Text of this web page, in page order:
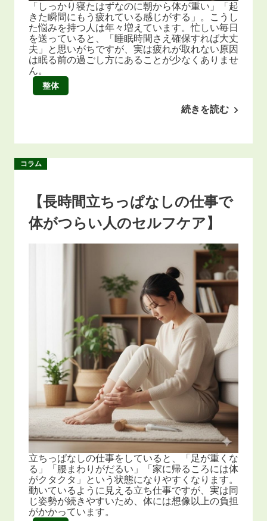
「しっかり寝たはずなのに朝から体が重い」「起
きた瞬間にもう疲れている感じがする」。こうし
た悩みを持つ人は年々増えています。忙しい毎日
を送っていると、「睡眠時間さえ確保すれば大丈
夫」と思いがちですが、実は疲れが取れない原因
は眠る前の過ごし方にあることが少なくありませ
ん。
整体
続きを読む
コラム
【長時間立ちっぱなしの仕事で
体がつらい人のセルフケア】
立ちっぱなしの仕事をしていると、「足が重くな
る」「腰まわりがだるい」「家に帰るころには体
がクタクタ」という状態になりやすくなります。
動いているように見える立ち仕事ですが、実は同
じ姿勢が続きやすいため、体には想像以上の負担
がかかっています。